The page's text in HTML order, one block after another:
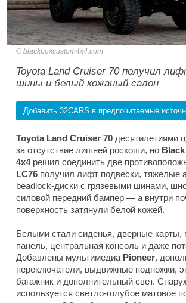
blackboxcustom4x4.com
Toyota Land Cruiser 70 получил
шины и белый кожаный салон
Добавить 32CARS в предпочитаемые
Toyota Land Cruiser 70 десятилетиями
за отсутствие лишней роскоши, но
4x4решил соединить две
LC76 получил лифт подвески, тяжелые
beadlock-диски с грязевыми шинами,
силовой передний бампер — а внутри
поверхность затянули белой кожей.
Белыми стали сиденья, дверные карты,
панель, центральная консоль и даже
Добавлены мультимедиа Pioneer,
переключатели, выдвижные подножки,
багажник и дополнительный свет.
используется светло-голубое матовое